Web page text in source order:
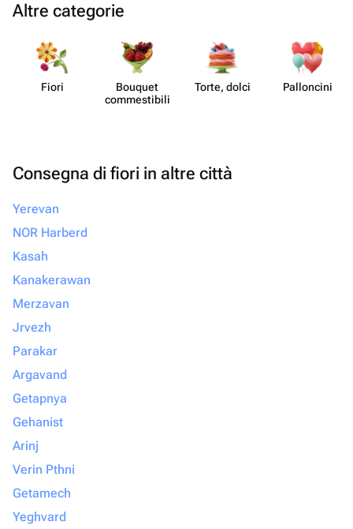
Altre categorie
Fiori
Bouquet
commes​tibili
Torte, dolci Pall​oncini
Consegna di fiori in altre città
Yerevan
NOR Harberd
Kasah
Kanakerawan
Merzavan
Jrvezh
Parakar
Argavand
Getapnya
Gehanist
Arinj
Verin Pthni
Getamech
Yeghvard